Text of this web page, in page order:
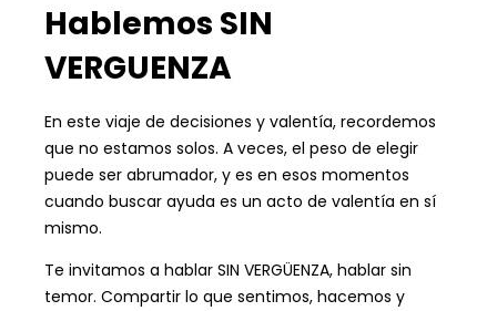
Hablemos SIN
VERGUENZA
En este viaje de decisiones y valentía, recordemos
que no estamos solos. A veces, el peso de elegir
puede ser abrumador, y es en esos momentos
cuando buscar ayuda es un acto de valentía en sí
mismo.
Te invitamos a hablar SIN VERGÜENZA, hablar sin
temor. Compartir lo que sentimos, hacemos y